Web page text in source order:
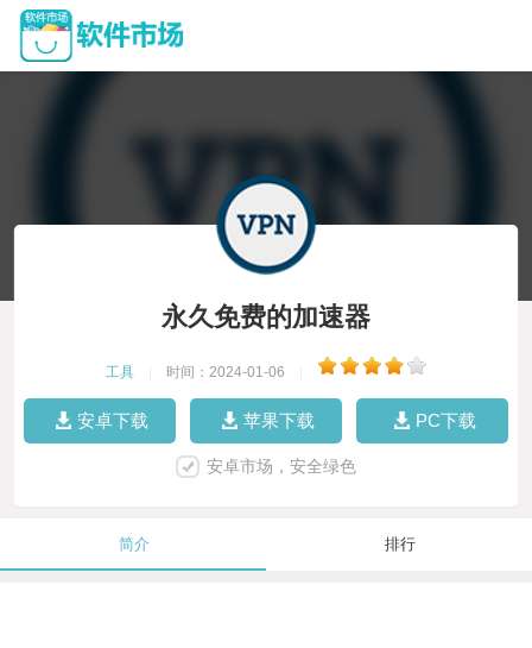
永久免费的加速器
工具 时间：2024-01-06
安卓下载 苹果下载 PC下载
安卓市场，安全绿色
简介 排行